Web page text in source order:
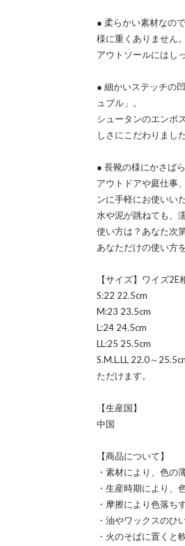
● 柔らかい素材なの
様に重くありません。
アウトソールにはし
● 細かいステッチの
ュブル」。
シュータンのエンボ
しさにこだわりました
● 長靴の様にかさば
アウトドアや庭仕事
ンに手軽にお使いい
水や泥が跳ねても、
使い方は？あなた次
あなただけの使い方
【サイズ】ワイズ2E
S:22 22.5cm
M:23 23.5cm
L:24 24.5cm
LL:25 25.5cm
S.M.L.LL 22.0～
ただけます。
【生産国】
中国
【商品について】
・素材により、色の
・生産時期により、
・摩擦により色落ち
・油やワックスのひ
・火のそばに置くと